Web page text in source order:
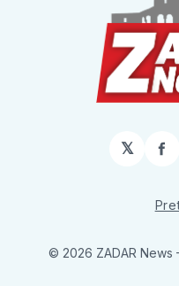
𝕏
© 2026 ZADAR News